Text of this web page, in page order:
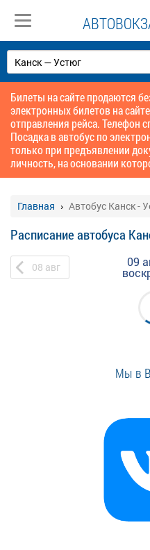
Билеты на сайте продаются
электронных билетов на
отправления рейса. Телефон
Посадка в автобус по
только при предъявлении
личность, на основании
Главная Автобус Канск -
Расписание автобуса
08 авг 09
Мы в